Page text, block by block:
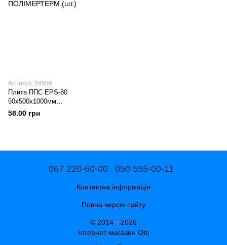
Артикул: 58556
Плита ППС EPS-80
50х500х1000мм
ПОЛІМЕРТЕРМ (шт.)
58.00 грн
067 220-60-00 050 555-00-11
Контактна інформація
Повна версія сайту
© 2014—2026
Інтернет-магазин Obj